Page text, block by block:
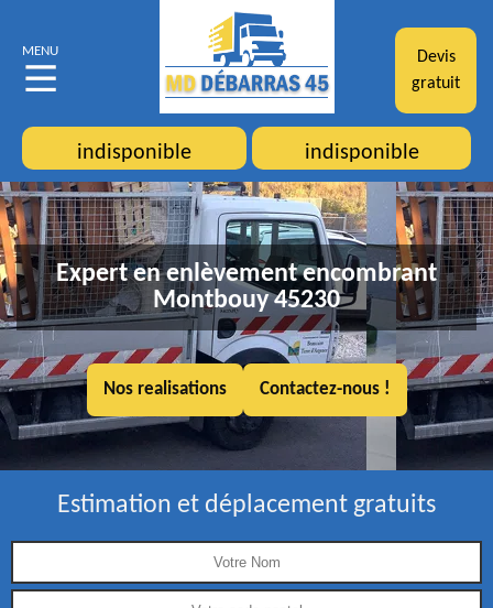
MENU
Devis
gratuit
indisponible indisponible
Expert en enlèvement encombrant
Montbouy 45230
Nos realisations Contactez-nous !
Estimation et déplacement gratuits